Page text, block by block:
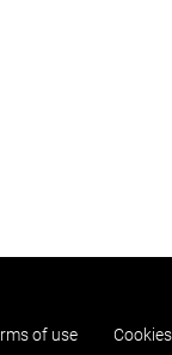
of use Cookies